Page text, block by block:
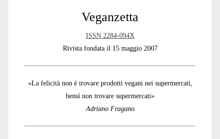
Veganzetta
ISSN 2284-094X
Rivista fondata il 15 maggio 2007
«La felicità non è trovare prodotti vegani nei supermercati,
bensì non trovare supermercati»
Adriano Fragano